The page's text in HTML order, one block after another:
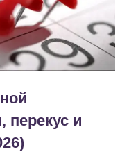
перекус и